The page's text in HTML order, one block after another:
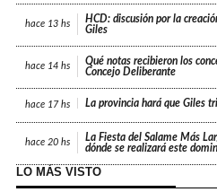
hace 13 hs
HCD: discusión por la
Giles
hace 14 hs
Qué notas recibieron los
Concejo Deliberante
hace 17 hs La provincia hará que Giles
hace 20 hs
La Fiesta del Salame Más
dónde se realizará este
LO MÁS VISTO